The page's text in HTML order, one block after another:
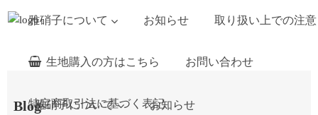
雅硝子について お知らせ
雅硝子について お知らせ 取り扱い上での注意
生地購入の方はこちら お問い合わせ
特定商取引法に基づく表記
Blog